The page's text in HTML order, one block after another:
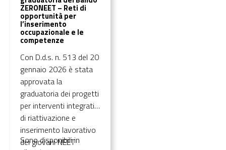
ZERONEET – Reti di
opportunità per
l’inserimento
occupazionale e le
competenze
Con D.d.s. n. 513 del 20
gennaio 2026 è stata
approvata la
graduatoria dei progetti
per interventi integrati
di riattivazione e
inserimento lavorativo
dei giovani NEET
Sono disponibili in